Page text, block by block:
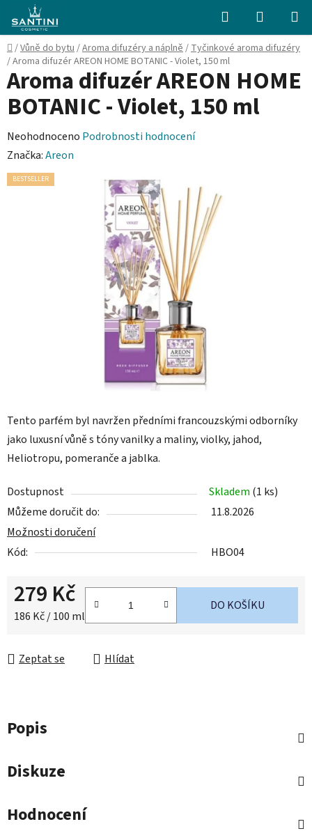
obsah
Hledat
KOŠÍK
Domů
/Vůně do bytu/Aroma difuzéry a náplně/Tyčinkové aroma difuzéry
/Aroma difuzér AREON HOME BOTANIC - Violet, 150 ml
Tento parfém byl navržen předními francouzskými odborníky
jako luxusní vůně s tóny vanilky a maliny, violky, jahod,
Heliotropu, pomeranče a jablka.
Dostupnost Skladem (1 ks)
Můžeme doručit do:
11.8.2026
Možnosti doručení
Kód:
HBO04
279 Kč
Měrná cena:
186 Kč / 100 ml
DO KOŠÍKU
Zeptat se Hlídat
Aroma difuzér AREON HOME
BOTANIC - Violet, 150 ml
Průměrné
hodnocení
produktu
Neohodnoceno Podrobnosti hodnocení
Značka:Areon
BESTSELLER
Popis
Diskuze
Hodnocení